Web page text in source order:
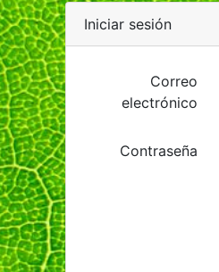
Iniciar sesión
Correo
electrónico
Contraseña